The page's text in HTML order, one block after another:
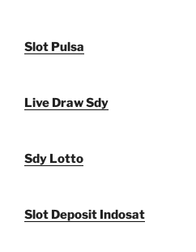
Slot Pulsa
Live Draw Sdy
Sdy Lotto
Slot Deposit Indosat